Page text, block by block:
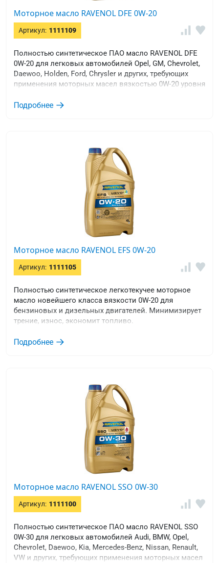
Моторное масло RAVENOL DFE 0W-20
Артикул: 1111109
Полностью синтетическое ПАО масло RAVENOL DFE
0W-20 для легковых автомобилей Opel, GM, Chevrolet,
Daewoo, Holden, Ford, Chrysler и других, требующих
применения моторных масел вязкостью 0W-20 уровня
GF-7A , API SP / API SQ.
Подробнее
Моторное масло RAVENOL EFS 0W-20
Артикул: 1111105
Полностью синтетическое легкотекучее моторное
масло новейшего класса вязкости 0W-20 для
бензиновых и дизельных двигателей. Минимизирует
трение, износ, экономит топливо.
Подробнее
Моторное масло RAVENOL SSO 0W-30
Артикул: 1111100
Полностью синтетическое ПАО масло RAVENOL SSO
0W-30 для легковых автомобилей Audi, BMW, Opel,
Chevrolet, Daewoo, Kia, Mercedes-Benz, Nissan, Renault,
VW и других, требующих применения моторных масел